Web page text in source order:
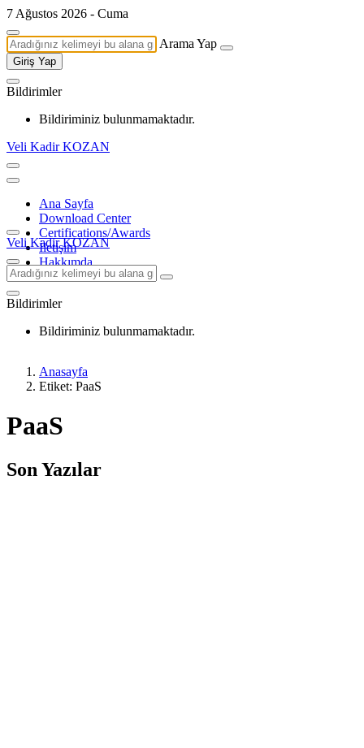
7 Ağustos 2026 - Cuma
Arama Yap
Giriş Yap
Bildirimler
Bildiriminiz bulunmamaktadır.
Veli Kadir KOZAN
Ana Sayfa
Download Center
Certifications/Awards
İletişim
Hakkımda
Veli Kadir KOZAN
Bildirimler
Bildiriminiz bulunmamaktadır.
Anasayfa
Etiket: PaaS
PaaS
Son Yazılar